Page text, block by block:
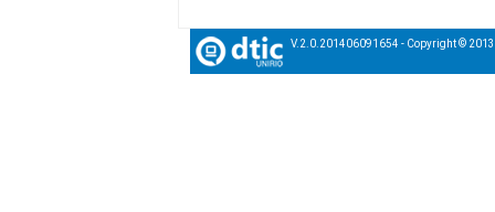
V.2.0.201406091654 - Copyright ©